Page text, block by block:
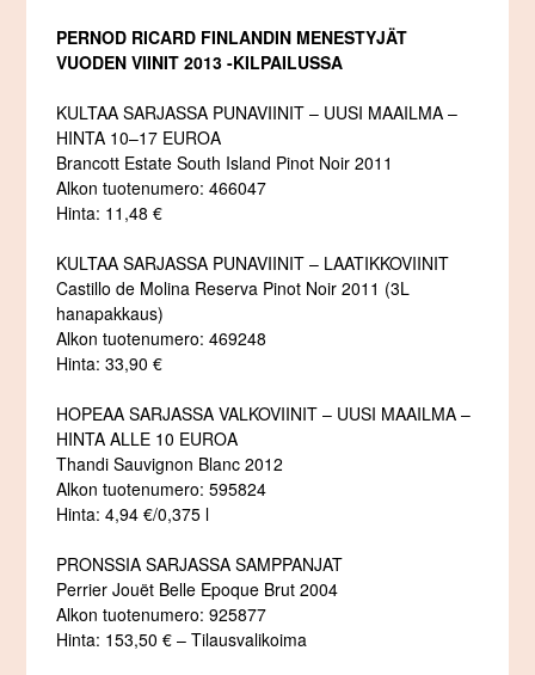
PERNOD RICARD FINLANDIN MENESTYJÄT
VUODEN VIINIT 2013 -KILPAILUSSA
KULTAA SARJASSA PUNAVIINIT – UUSI MAAILMA –
HINTA 10–17 EUROA
Brancott Estate South Island Pinot Noir 2011
Alkon tuotenumero: 466047
Hinta: 11,48 €
KULTAA SARJASSA PUNAVIINIT – LAATIKKOVIINIT
Castillo de Molina Reserva Pinot Noir 2011 (3L
hanapakkaus)
Alkon tuotenumero: 469248
Hinta: 33,90 €
HOPEAA SARJASSA VALKOVIINIT – UUSI MAAILMA –
HINTA ALLE 10 EUROA
Thandi Sauvignon Blanc 2012
Alkon tuotenumero: 595824
Hinta: 4,94 €/0,375 l
PRONSSIA SARJASSA SAMPPANJAT
Perrier Jouët Belle Epoque Brut 2004
Alkon tuotenumero: 925877
Hinta: 153,50 € – Tilausvalikoima